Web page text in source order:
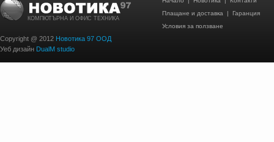
КОМПЮТЪРНА И ОФИС ТЕХНИКА
Copyright @ 2012 Новотика 97 ООД
Уеб дизайн DualM studio
Плащане и доставка | Гаранция
Условия за ползване